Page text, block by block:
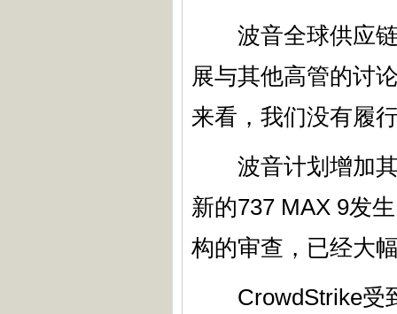
波音全球供应链
展与其他高管的讨
来看，我们没有履
波音计划增加其
新的737 MAX 9发
构的审查，已经大
CrowdStrike受到